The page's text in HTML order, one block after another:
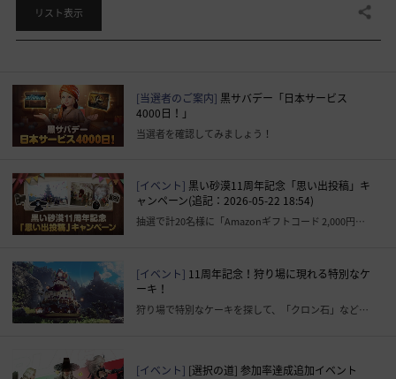
リスト表示 共有する
[当選者のご案内] 黒サバデー「日本サービス
4000日！」
当選者を確認してみましょう！
[イベント] 黒い砂漠11周年記念​「思い出投稿」キ
ャンペーン(追記：2026-05-22 18:54)
抽選で計20名様に「Amazonギフトコード 2,000円分」が当たる！
[イベント] 11周年記念！狩り場に現れる特別なケ
ーキ！
狩り場で特別なケーキを探して、「クロン石」などの報酬を獲得しましょう！
[イベント] [選択の道] 参加率達成追加イベント